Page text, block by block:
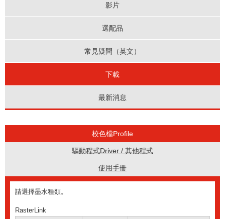
影片
選配品
常見疑問（英文）
下載
最新消息
校色檔Profile
驅動程式Driver / 其他程式
使用手冊
請選擇墨水種類。
RasterLink